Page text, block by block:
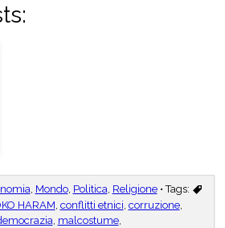
Mondo, Politica Religione• Tags:
HARAM conflitti etnici corruzione,
malcostume,